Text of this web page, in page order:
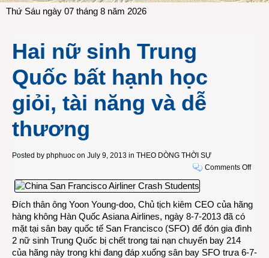
Thứ Sáu ngày 07 tháng 8 năm 2026
Hai nữ sinh Trung
Quốc bất hạnh học
giỏi, tài năng và dễ
thương
Posted by phphuoc on July 9, 2013 in THEO DÒNG THỜI SỰ
Comments Offon
sinh
Quốc
hạnh
Đích thân ông Yoon Young-doo, Chủ tịch kiêm CEO của hãng
hàng không Hàn Quốc Asiana Airlines, ngày 8-7-2013 đã có
mặt tại sân bay quốc tế San Francisco (SFO) để đón gia đình
2 nữ sinh Trung Quốc bị chết trong tai nạn chuyến bay 214
của hãng này trong khi đang đáp xuống sân bay SFO trưa 6-7-